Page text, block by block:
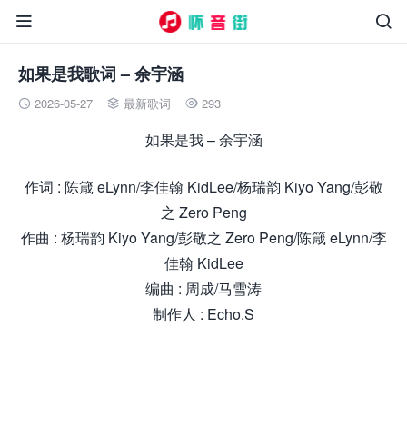


如果是我歌词 – 余宇涵
 2026-05-27  最新歌词  293
如果是我 – 余宇涵
作词 : 陈箴 eLynn/李佳翰 KidLee/杨瑞韵 Kiyo Yang/彭敬
之 Zero Peng
作曲 : 杨瑞韵 Kiyo Yang/彭敬之 Zero Peng/陈箴 eLynn/李
佳翰 KidLee
编曲 : 周成/马雪涛
制作人 : Echo.S